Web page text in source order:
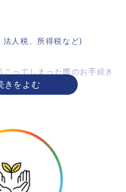
人税、所得税など)
ってしまった際のお手続き